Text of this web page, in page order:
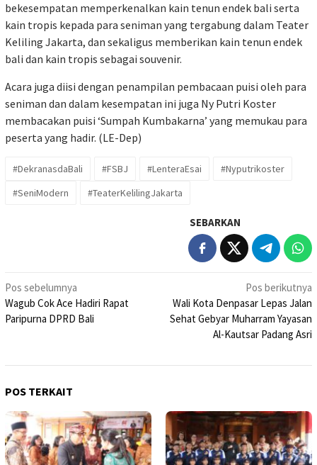
bekesempatan memperkenalkan kain tenun endek bali serta
kain tropis kepada para seniman yang tergabung dalam Teater
Keliling Jakarta, dan sekaligus memberikan kain tenun endek
bali dan kain tropis sebagai souvenir.
Acara juga diisi dengan penampilan pembacaan puisi oleh para
seniman dan dalam kesempatan ini juga Ny Putri Koster
membacakan puisi ‘Sumpah Kumbakarna’ yang memukau para
peserta yang hadir. (LE-Dep)
#DekranasdaBali #FSBJ #LenteraEsai
#Nyputrikoster
#SeniModern
#TeaterKelilingJakarta
SEBARKAN
Navigasi
pos
Pos sebelumnya
Wagub Cok Ace Hadiri Rapat
Paripurna DPRD Bali
Pos berikutnya
Wali Kota Denpasar Lepas Jalan
Sehat Gebyar Muharram Yayasan
Al-Kautsar Padang Asri
POS TERKAIT